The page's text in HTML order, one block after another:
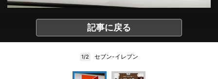
記事に戻る
1/2 セブン-イレブン